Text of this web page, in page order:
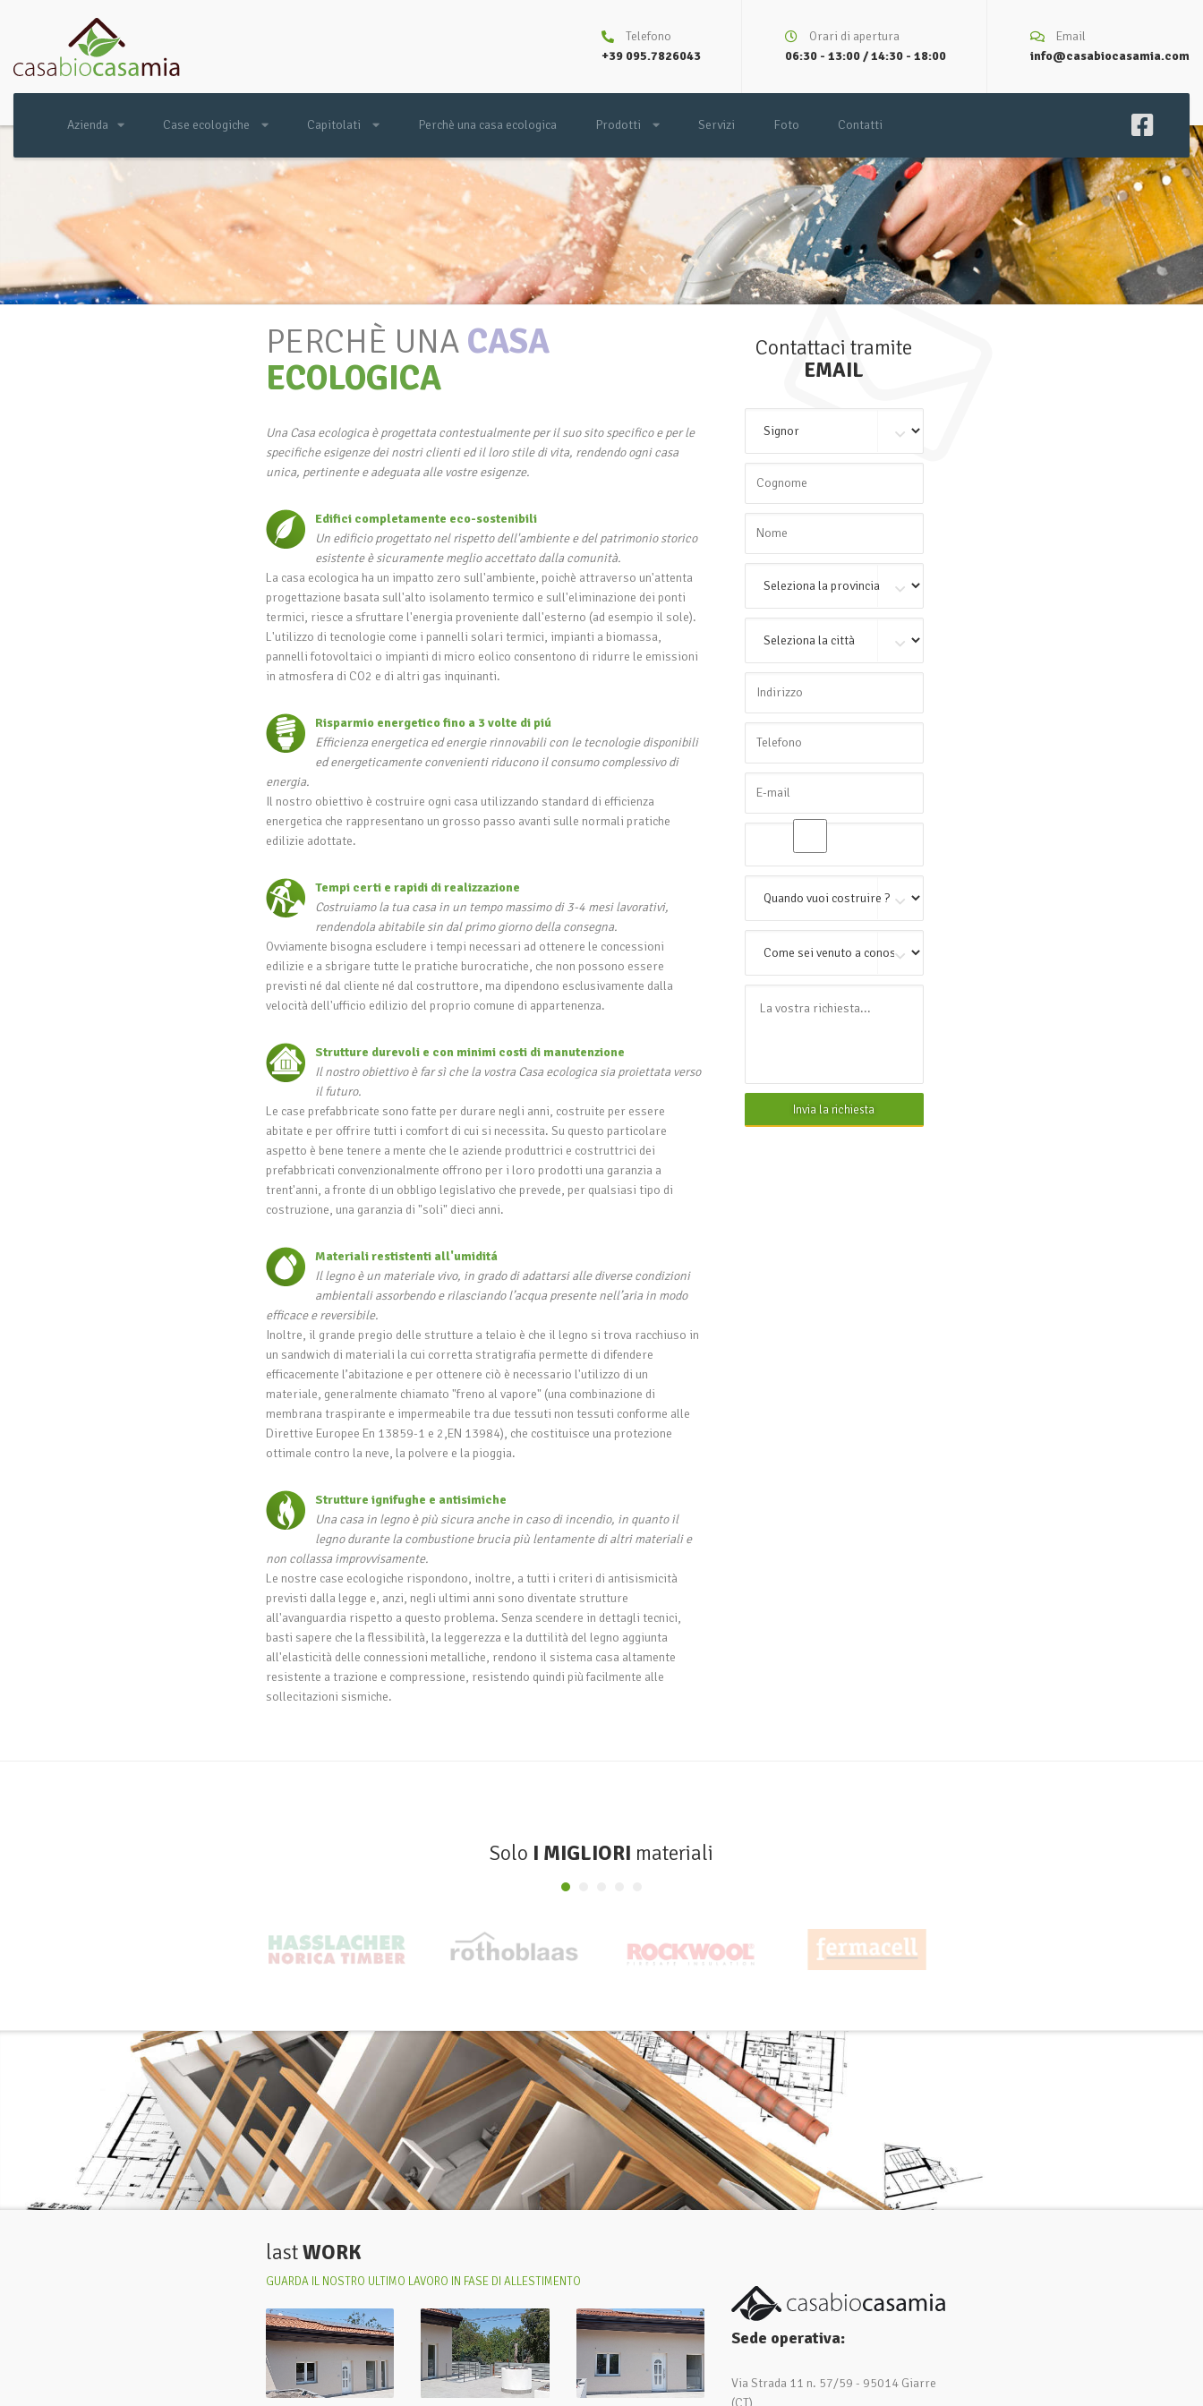
Telefono
+39 095.7826043
Orari di apertura
06:30 - 13:00 / 14:30 - 18:00
Email
info@casabiocasamia.com
Azienda Case ecologiche Capitolati Perchè una casa ecologica Prodotti Servizi Foto Contatti
PERCHÈ UNA CASA
ECOLOGICA
Una Casa ecologica è progettata contestualmente per il suo sito specifico e per le
specifiche esigenze dei nostri clienti ed il loro stile di vita, rendendo ogni casa
unica, pertinente e adeguata alle vostre esigenze.
Edifici completamente eco-sostenibili
Un edificio progettato nel rispetto dell'ambiente e del patrimonio storico
esistente è sicuramente meglio accettato dalla comunità.
La casa ecologica ha un impatto zero sull'ambiente, poichè attraverso un'attenta
progettazione basata sull'alto isolamento termico e sull'eliminazione dei ponti
termici, riesce a sfruttare l'energia proveniente dall'esterno (ad esempio il sole).
L'utilizzo di tecnologie come i pannelli solari termici, impianti a biomassa,
pannelli fotovoltaici o impianti di micro eolico consentono di ridurre le emissioni
in atmosfera di CO2 e di altri gas inquinanti.
Risparmio energetico fino a 3 volte di piú
Efficienza energetica ed energie rinnovabili con le tecnologie disponibili
ed energeticamente convenienti riducono il consumo complessivo di
energia.
Il nostro obiettivo è costruire ogni casa utilizzando standard di efficienza
energetica che rappresentano un grosso passo avanti sulle normali pratiche
edilizie adottate.
Tempi certi e rapidi di realizzazione
Costruiamo la tua casa in un tempo massimo di 3-4 mesi lavorativi,
rendendola abitabile sin dal primo giorno della consegna.
Ovviamente bisogna escludere i tempi necessari ad ottenere le concessioni
edilizie e a sbrigare tutte le pratiche burocratiche, che non possono essere
previsti né dal cliente né dal costruttore, ma dipendono esclusivamente dalla
velocità dell'ufficio edilizio del proprio comune di appartenenza.
Strutture durevoli e con minimi costi di manutenzione
Il nostro obiettivo è far sì che la vostra Casa ecologica sia proiettata verso
il futuro.
Le case prefabbricate sono fatte per durare negli anni, costruite per essere
abitate e per offrire tutti i comfort di cui si necessita. Su questo particolare
aspetto è bene tenere a mente che le aziende produttrici e costruttrici dei
prefabbricati convenzionalmente offrono per i loro prodotti una garanzia a
trent'anni, a fronte di un obbligo legislativo che prevede, per qualsiasi tipo di
costruzione, una garanzia di "soli" dieci anni.
Materiali restistenti all'umiditá
Il legno è un materiale vivo, in grado di adattarsi alle diverse condizioni
ambientali assorbendo e rilasciando l’acqua presente nell’aria in modo
efficace e reversibile.
Inoltre, il grande pregio delle strutture a telaio è che il legno si trova racchiuso in
un sandwich di materiali la cui corretta stratigrafia permette di difendere
efficacemente l’abitazione e per ottenere ciò è necessario l'utilizzo di un
materiale, generalmente chiamato "freno al vapore" (una combinazione di
membrana traspirante e impermeabile tra due tessuti non tessuti conforme alle
Direttive Europee En 13859-1 e 2,EN 13984), che costituisce una protezione
ottimale contro la neve, la polvere e la pioggia.
Strutture ignifughe e antisimiche
Una casa in legno è più sicura anche in caso di incendio, in quanto il
legno durante la combustione brucia più lentamente di altri materiali e
non collassa improvvisamente.
Le nostre case ecologiche rispondono, inoltre, a tutti i criteri di antisismicità
previsti dalla legge e, anzi, negli ultimi anni sono diventate strutture
all'avanguardia rispetto a questo problema. Senza scendere in dettagli tecnici,
basti sapere che la flessibilità, la leggerezza e la duttilità del legno aggiunta
all'elasticità delle connessioni metalliche, rendono il sistema casa altamente
resistente a trazione e compressione, resistendo quindi più facilmente alle
sollecitazioni sismiche.
Contattaci tramite
EMAIL
Invia la richiesta
Solo I MIGLIORI materiali
lastWORK
GUARDA IL NOSTRO ULTIMO LAVORO IN FASE DI ALLESTIMENTO
Sede operativa:
Via Strada 11 n. 57/59 - 95014 Giarre
(CT)